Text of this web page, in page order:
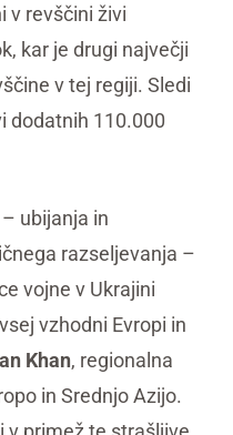
v revščini živi
kar je drugi največji
v tej regiji. Sledi
dodatnih 110.000
ubijanja in
razseljevanja –
vojne v Ukrajini
vzhodni Evropi in
Khan, regionalna
in Srednjo Azijo.